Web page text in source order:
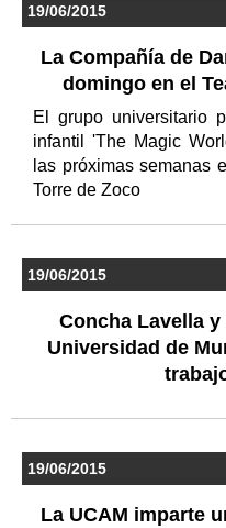
19/06/2015
La Compañía de
domingo en el
El grupo universitario
infantil 'The Magic
las próximas semanas
Torre de Zoco
19/06/2015
Concha Lavella y
Universidad de
19/06/2015
La UCAM imparte